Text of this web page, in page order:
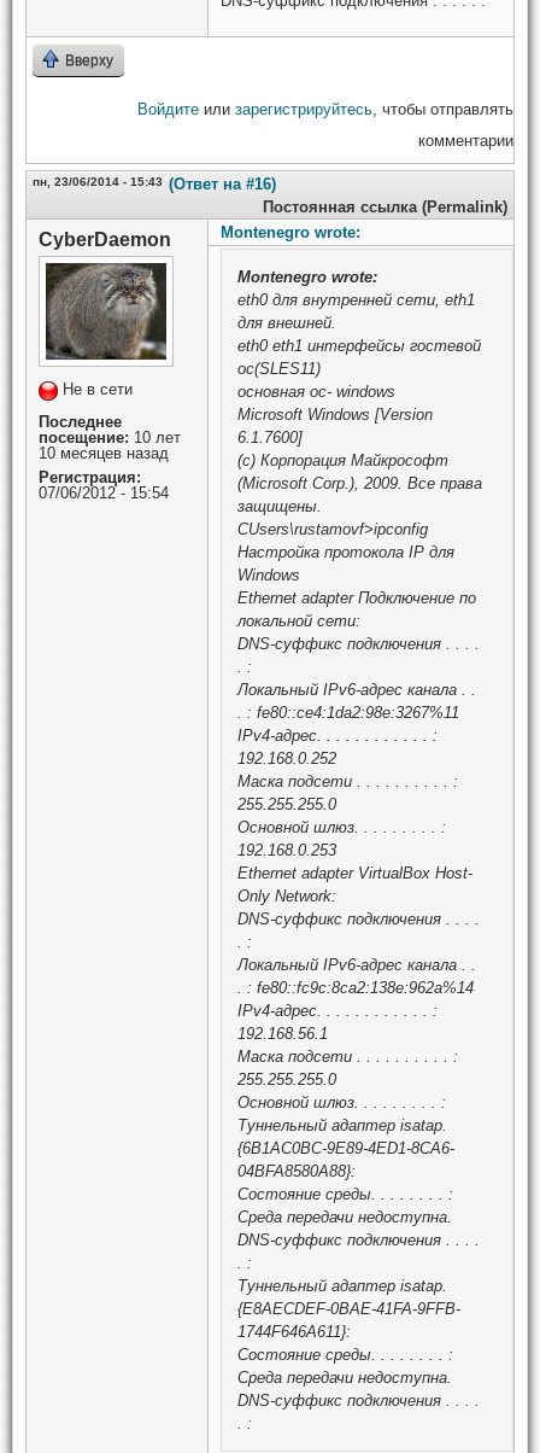
Вверху
Войдите или зарегистрируйтесь , чтобы отправлять
комментарии
пн, 23/06/2014 - 15:43 (Ответ на #16)
Постоянная ссылка (Permalink)
CyberDaemon
Не в сети
Последнее
посещение: 10 лет
10 месяцев назад
Регистрация:
07/06/2012 - 15:54
Montenegro wrote:
Montenegro wrote:
eth0 для внутренней сети, eth1
для внешней.
eth0 eth1 интерфейсы гостевой
ос(SLES11)
основная ос- windows
Microsoft Windows [Version
6.1.7600]
(c) Корпорация Майкрософт
(Microsoft Corp.), 2009. Все права
защищены.
CUsers\rustamovf>ipconfig
Настройка протокола IP для
Windows
Ethernet adapter Подключение по
локальной сети:
DNS-суффикс подключения . . . .
. :
Локальный IPv6-адрес канала . .
. : fe80::ce4:1da2:98e:3267%11
IPv4-адрес. . . . . . . . . . . . :
192.168.0.252
Маска подсети . . . . . . . . . . :
255.255.255.0
Основной шлюз. . . . . . . . . :
192.168.0.253
Ethernet adapter VirtualBox Host-
Only Network:
DNS-суффикс подключения . . . .
. :
Локальный IPv6-адрес канала . .
. : fe80::fc9c:8ca2:138e:962a%14
IPv4-адрес. . . . . . . . . . . . :
192.168.56.1
Маска подсети . . . . . . . . . . :
255.255.255.0
Основной шлюз. . . . . . . . . :
Туннельный адаптер isatap.
{6B1AC0BC-9E89-4ED1-8CA6-
04BFA8580A88}:
Состояние среды. . . . . . . . :
Среда передачи недоступна.
DNS-суффикс подключения . . . .
. :
Туннельный адаптер isatap.
{E8AECDEF-0BAE-41FA-9FFB-
1744F646A611}:
Состояние среды. . . . . . . . :
Среда передачи недоступна.
DNS-суффикс подключения . . . .
. :